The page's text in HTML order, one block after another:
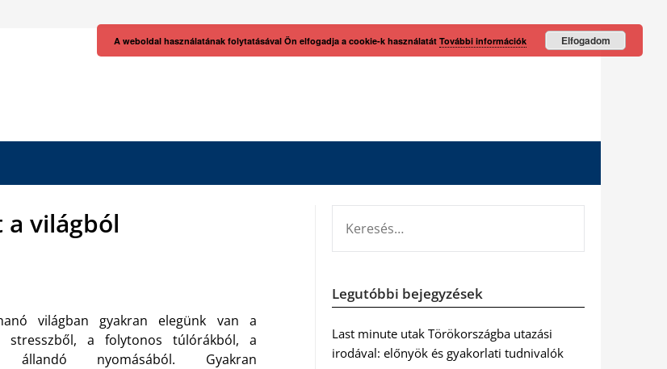
világból
világban gyakran elegünk van a
stresszből, a folytonos túlórákból, a
állandó nyomásából. Gyakran
Legutóbbi bejegyzések
Last minute utak Törökországba utazási
irodával: előnyök és gyakorlati tudnivalók
A weboldal használatának folytatásával Ön elfogadja a cookie-k használatát További információk Elfogadom